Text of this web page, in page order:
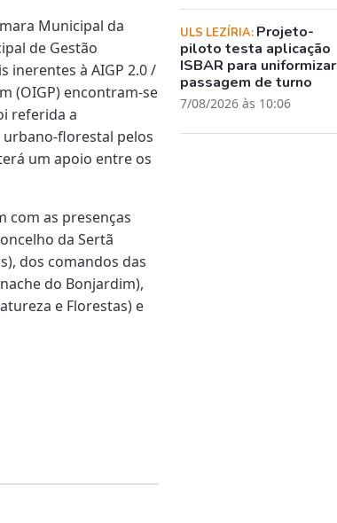
Municipal da
de Gestão
inerentes à AIGP 2.0 /
(OIGP) encontram-se
referida a
florestal pelos
um apoio entre os
com as presenças
da Sertã
dos comandos das
do Bonjardim),
e Florestas) e
ULS LEZÍRIA: Projeto-
piloto testa aplicação
ISBAR para uniformizar
passagem de turno
7/08/2026 às 10:06